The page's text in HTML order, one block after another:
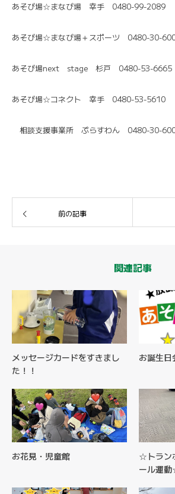
あそび場☆まなび場 幸手 0480-99-2089
あそび場☆まなび場＋スポーツ 0480-30-
あそび場next stage 杉戸 0480-53-6665
あそび場☆コネクト 幸手 0480-53-5610
相談支援事業所 ぷらすわん 0480-30-
前の記事
関連記事
メッセージカードをすきまし
た！！
お誕生
お花見・児童館
☆トラン
ール運